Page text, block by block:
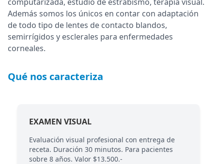
Además somos los únicos en contar con adaptación
de todo tipo de lentes de contacto blandos,
semirrígidos y esclerales para enfermedades
corneales.
Qué nos caracteriza
EXAMEN VISUAL
Evaluación visual profesional con entrega de
receta. Duración 30 minutos. Para pacientes
sobre 8 años. Valor $13.500.-